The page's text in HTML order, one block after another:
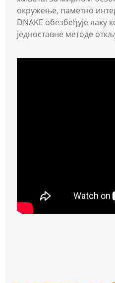
окружење, паметно
DNAKE обезбеђује лаку
једноставне методе